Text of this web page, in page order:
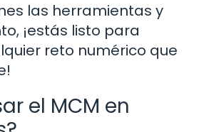
las herramientas y
¡estás listo para
reto numérico que
el MCM en